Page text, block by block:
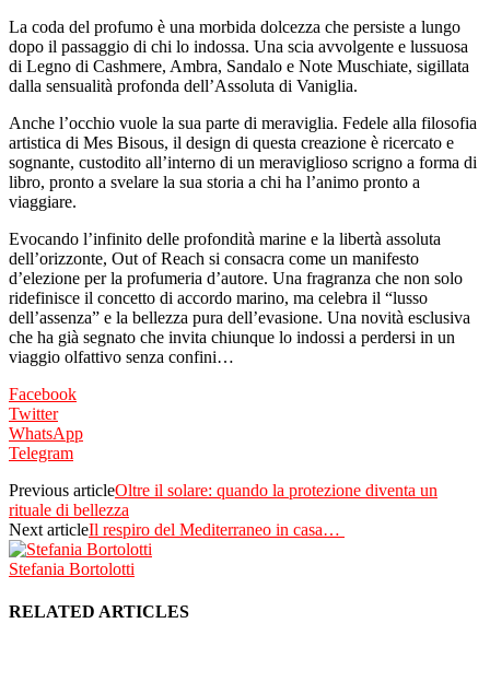
La coda del profumo è una morbida dolcezza che persiste a lungo
dopo il passaggio di chi lo indossa. Una scia avvolgente e lussuosa
di Legno di Cashmere, Ambra, Sandalo e Note Muschiate, sigillata
dalla sensualità profonda dell’Assoluta di Vaniglia.
Anche l’occhio vuole la sua parte di meraviglia. Fedele alla filosofia
artistica di Mes Bisous, il design di questa creazione è ricercato e
sognante, custodito all’interno di un meraviglioso scrigno a forma di
libro, pronto a svelare la sua storia a chi ha l’animo pronto a
viaggiare.
Evocando l’infinito delle profondità marine e la libertà assoluta
dell’orizzonte, Out of Reach si consacra come un manifesto
d’elezione per la profumeria d’autore. Una fragranza che non solo
ridefinisce il concetto di accordo marino, ma celebra il “lusso
dell’assenza” e la bellezza pura dell’evasione. Una novità esclusiva
che ha già segnato che invita chiunque lo indossi a perdersi in un
viaggio olfattivo senza confini…
Facebook
Twitter
WhatsApp
Telegram
Previous articleOltre il solare: quando la protezione diventa un
rituale di bellezza
Next articleIl respiro del Mediterraneo in casa…
Stefania Bortolotti
RELATED ARTICLES